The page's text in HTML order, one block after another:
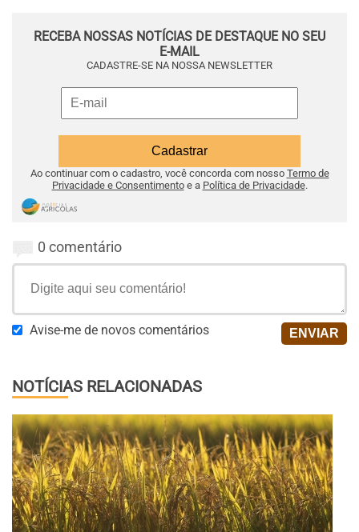
RECEBA NOSSAS NOTÍCIAS DE DESTAQUE NO SEU
E-MAIL
CADASTRE-SE NA NOSSA NEWSLETTER
Ao continuar com o cadastro, você concorda com nosso Termo de
Privacidade e Consentimentoe a Política de Privacidade.
0 comentário
Avise-me de novos comentários
NOTÍCIAS RELACIONADAS